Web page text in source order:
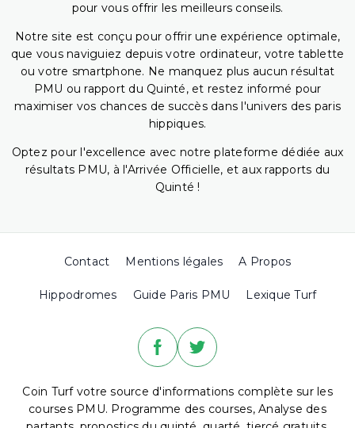
pour vous offrir les meilleurs conseils.
Notre site est conçu pour offrir une expérience optimale,
que vous naviguiez depuis votre ordinateur, votre tablette
ou votre smartphone. Ne manquez plus aucun résultat
PMU ou rapport du Quinté, et restez informé pour
maximiser vos chances de succès dans l'univers des paris
hippiques.
Optez pour l'excellence avec notre plateforme dédiée aux
résultats PMU, à l'Arrivée Officielle, et aux rapports du
Quinté !
Contact Mentions légales A Propos
Hippodromes Guide Paris PMU Lexique Turf
Coin Turf votre source d'informations complète sur les
courses PMU. Programme des courses, Analyse des